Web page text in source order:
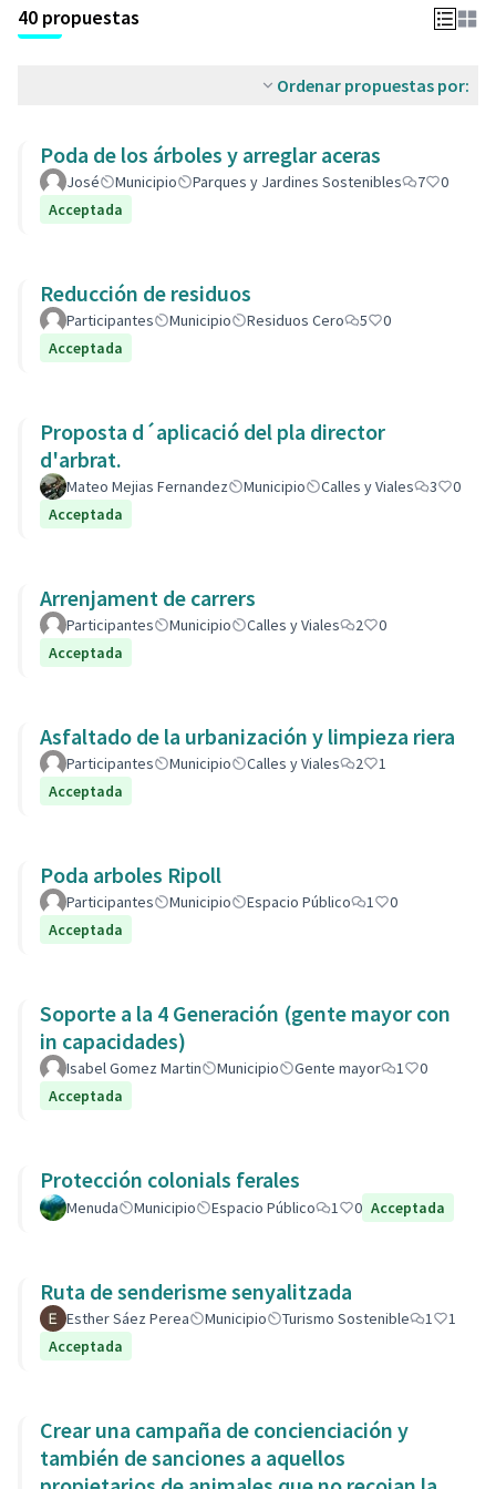
40 propuestas
Ordenar propuestas por:
Poda de los árboles y arreglar aceras
José Municipio Parques y Jardines Sostenibles 7
0
Acceptada
Reducción de residuos
Participantes Municipio Residuos Cero 5
0
Acceptada
Proposta d´aplicació del pla director
d'arbrat.
Mateo Mejias Fernandez Municipio Calles y Viales 3
0
Acceptada
Arrenjament de carrers
Participantes Municipio Calles y Viales 2
0
Acceptada
Asfaltado de la urbanización y limpieza riera
Participantes Municipio Calles y Viales 2
1
Acceptada
Poda arboles Ripoll
Participantes Municipio Espacio Público 1
0
Acceptada
Soporte a la 4 Generación (gente mayor con
in capacidades)
Isabel Gomez Martin Municipio Gente mayor 1
0
Acceptada
Protección colonials ferales
Menuda Municipio Espacio Público 1 0 Acceptada
Ruta de senderisme senyalitzada
Esther Sáez Perea Municipio Turismo Sostenible 1
1
Acceptada
Crear una campaña de concienciación y
también de sanciones a aquellos